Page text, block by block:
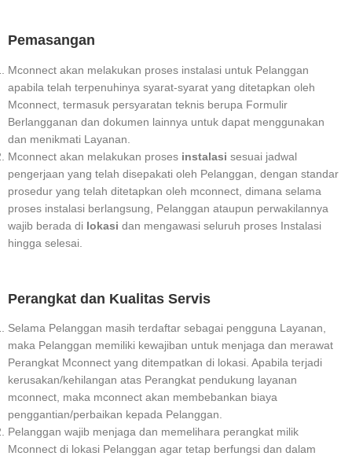
Pemasangan
Mconnect akan melakukan proses instalasi untuk Pelanggan
apabila telah terpenuhinya syarat-syarat yang ditetapkan oleh
Mconnect, termasuk persyaratan teknis berupa Formulir
Berlangganan dan dokumen lainnya untuk dapat menggunakan
dan menikmati Layanan.
Mconnect akan melakukan proses instalasi sesuai jadwal
pengerjaan yang telah disepakati oleh Pelanggan, dengan standar
prosedur yang telah ditetapkan oleh mconnect, dimana selama
proses instalasi berlangsung, Pelanggan ataupun perwakilannya
wajib berada di lokasi dan mengawasi seluruh proses Instalasi
hingga selesai.
Perangkat dan Kualitas Servis
Selama Pelanggan masih terdaftar sebagai pengguna Layanan,
maka Pelanggan memiliki kewajiban untuk menjaga dan merawat
Perangkat Mconnect yang ditempatkan di lokasi. Apabila terjadi
kerusakan/kehilangan atas Perangkat pendukung layanan
mconnect, maka mconnect akan membebankan biaya
penggantian/perbaikan kepada Pelanggan.
Pelanggan wajib menjaga dan memelihara perangkat milik
Mconnect di lokasi Pelanggan agar tetap berfungsi dan dalam